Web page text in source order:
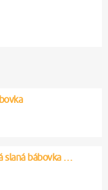
slaná bábovka …